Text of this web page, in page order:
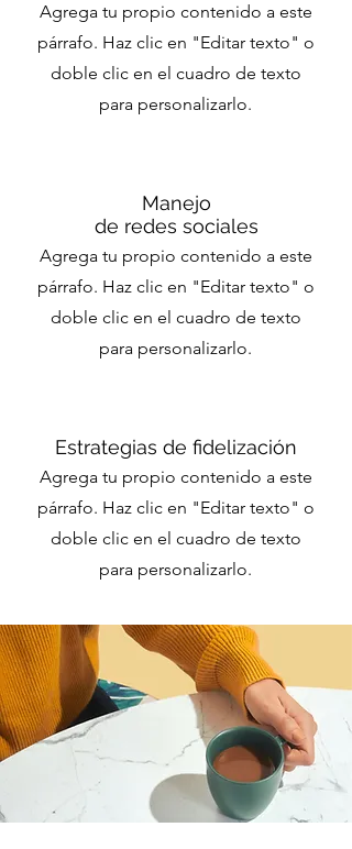
Agrega tu propio contenido a este
párrafo. Haz clic en "Editar texto" o
doble clic en el cuadro de texto
para personalizarlo.
Manejo
de redes sociales
Agrega tu propio contenido a este
párrafo. Haz clic en "Editar texto" o
doble clic en el cuadro de texto
para personalizarlo.
Estrategias de fidelización
Agrega tu propio contenido a este
párrafo. Haz clic en "Editar texto" o
doble clic en el cuadro de texto
para personalizarlo.